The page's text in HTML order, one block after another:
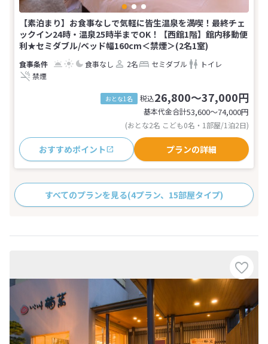
【素泊まり】お食事なしで気軽に皆生温泉を満喫！最終チェ
ックイン24時・温泉25時半までOK！【西館1階】館内移動便
利★セミダブル/ベッド幅160cm＜禁煙＞(2名1室)
食事なし 2名 セミダブル
トイレ
禁煙
おとな1名 税込26,800～37,000円
基本代金合計53,600〜74,000円
(おとな2名 こども0名・1部屋/1泊2日)
おすすめポイント プランの詳細
すべてのプランを見る(4プラン、15部屋タイプ)